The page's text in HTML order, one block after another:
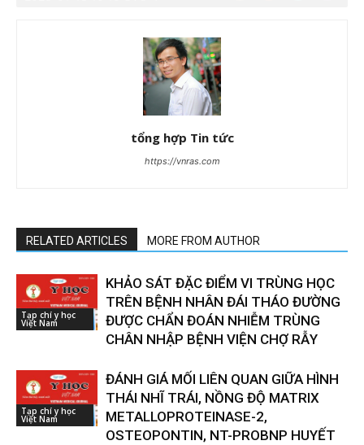
tổng hợp Tin tức
https://vnras.com
RELATED ARTICLES MORE FROM AUTHOR
Tạp chí y học
Việt Nam
KHẢO SÁT ĐẶC ĐIỂM VI TRÙNG HỌC
TRÊN BỆNH NHÂN ĐÁI THÁO ĐƯỜNG
ĐƯỢC CHẨN ĐOÁN NHIỄM TRÙNG
CHÂN NHẬP BỆNH VIỆN CHỢ RẪY
Tạp chí y học
Việt Nam
ĐÁNH GIÁ MỐI LIÊN QUAN GIỮA HÌNH
THÁI NHĨ TRÁI, NỒNG ĐỘ MATRIX
METALLOPROTEINASE-2,
OSTEOPONTIN, NT-PROBNP HUYẾT